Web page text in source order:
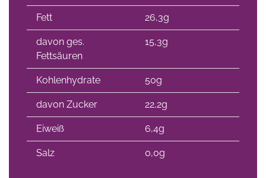
Fett 26,3g
davon ges.
Fettsäuren
15,3g
Kohlenhydrate 50g
davon Zucker 22,2g
Eiweiß 6,4g
Salz 0,0g